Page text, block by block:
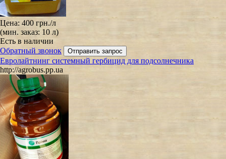
Цена: 400 грн./л
(мин. заказ: 10 л)
Есть в наличии
Обратный звонок
Евролайтнинг системный гербицид для подсолнечника
http://agrobus.pp.ua